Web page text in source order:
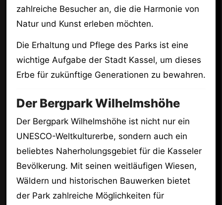
zahlreiche Besucher an, die die Harmonie von
Natur und Kunst erleben möchten.
Die Erhaltung und Pflege des Parks ist eine
wichtige Aufgabe der Stadt Kassel, um dieses
Erbe für zukünftige Generationen zu bewahren.
Der Bergpark Wilhelmshöhe
Der Bergpark Wilhelmshöhe ist nicht nur ein
UNESCO-Weltkulturerbe, sondern auch ein
beliebtes Naherholungsgebiet für die Kasseler
Bevölkerung. Mit seinen weitläufigen Wiesen,
Wäldern und historischen Bauwerken bietet
der Park zahlreiche Möglichkeiten für